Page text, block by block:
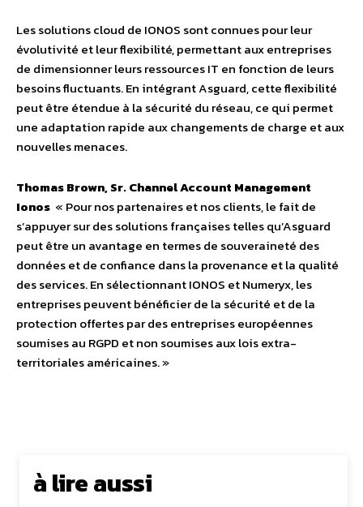
Les solutions cloud de IONOS sont connues pour leur
évolutivité et leur flexibilité, permettant aux entreprises
de dimensionner leurs ressources IT en fonction de leurs
besoins fluctuants. En intégrant Asguard, cette flexibilité
peut être étendue à la sécurité du réseau, ce qui permet
une adaptation rapide aux changements de charge et aux
nouvelles menaces.
Thomas Brown,Sr. Channel Account Management
Ionos « Pour nos partenaires et nos clients, le fait de
s’appuyer sur des solutions françaises telles qu’Asguard
peut être un avantage en termes de souveraineté des
données et de confiance dans la provenance et la qualité
des services. En sélectionnant IONOS et Numeryx, les
entreprises peuvent bénéficier de la sécurité et de la
protection offertes par des entreprises européennes
soumises au RGPD et non soumises aux lois extra-
territoriales américaines. »
à lire aussi